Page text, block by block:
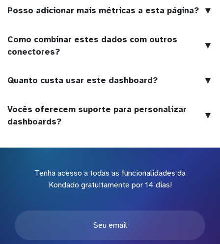
Posso adicionar mais métricas a esta página? ▼
Como combinar estes dados com outros
conectores?
▼
Quanto custa usar este dashboard? ▼
Vocês oferecem suporte para personalizar
dashboards?
▼
Tenha acesso a todas as funcionalidades da
Kondado gratuitamente por 14 dias!